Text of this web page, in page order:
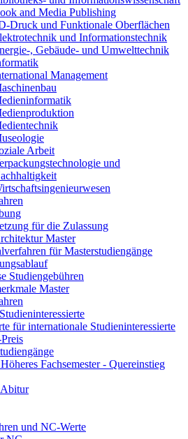
and Media Publishing
Druck und Funktionale Oberflächen
und Informationstechnik
, Gebäude- und Umwelttechnik
Management
Arbeit
und
für die Zulassung
Master
für Masterstudiengänge
Studiengebühren
Master
für internationale Studieninteressierte
Fachsemester - Quereinstieg
und NC-Werte